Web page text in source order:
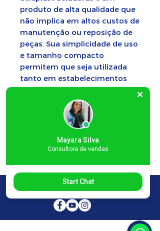
produto de alta qualidade que
não implica em altos custos de
manutenção ou reposição de
peças. Sua simplicidade de uso
e tamanho compacto
permitem que seja utilizada
tanto em estabelecimentos
comerciais quanto em
Ficha Técnica
Modelo -Seladora de
Pedal com
Temporizador 80 cm
Tensão - 110/220 V -
Chave seletora
Potência - 350W
SELAPLAST nas redes sociais:
Mayara Silva
Consultora de vendas
Start Chat